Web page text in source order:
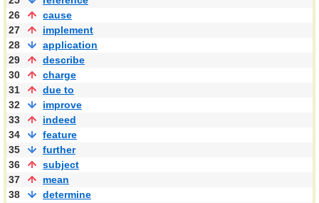
26
cause
27
implement
28
application
29
describe
30
charge
31
due to
32
improve
33
indeed
34
feature
35
further
36
subject
37
mean
38
determine